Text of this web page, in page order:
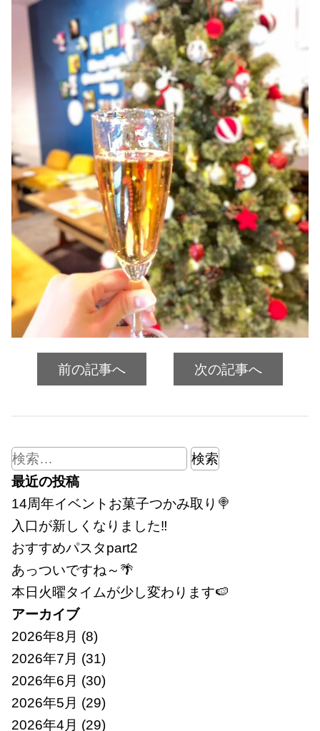
前の記事へ 次の記事へ
検
索:
最近の投稿
14周年イベントお菓子つかみ取り🍭
入口が新しくなりました‼
おすすめパスタpart2
あっついですね～🌴
本日火曜タイムが少し変わります🍉
アーカイブ
2026年8月 (8)
2026年7月 (31)
2026年6月 (30)
2026年5月 (29)
2026年4月 (29)